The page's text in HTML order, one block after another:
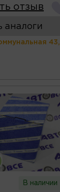
отзыв
аналоги
43,
В наличии